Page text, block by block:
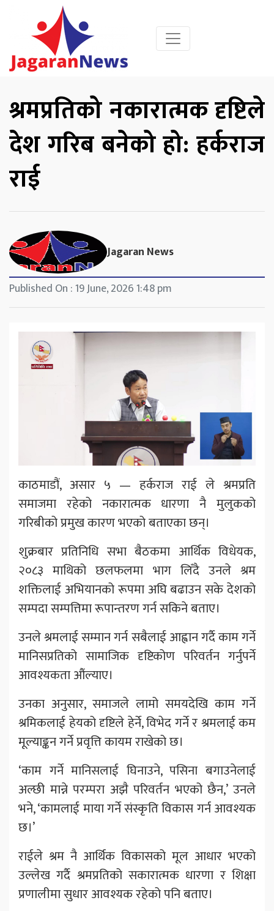
श्रमप्रतिको नकारात्मक दृष्टिले
देश गरिब बनेको हो: हर्कराज
राई
Jagaran News
Published On : 19 June, 2026 1:48 pm
काठमाडौं, असार ५ — हर्कराज राई ले श्रमप्रति
समाजमा रहेको नकारात्मक धारणा नै मुलुकको
गरिबीको प्रमुख कारण भएको बताएका छन्।
शुक्रबार प्रतिनिधि सभा बैठकमा आर्थिक विधेयक,
२०८३ माथिको छलफलमा भाग लिँदै उनले श्रम
शक्तिलाई अभियानको रूपमा अघि बढाउन सके देशको
सम्पदा सम्पत्तिमा रूपान्तरण गर्न सकिने बताए।
उनले श्रमलाई सम्मान गर्न सबैलाई आह्वान गर्दै काम गर्ने
मानिसप्रतिको सामाजिक दृष्टिकोण परिवर्तन गर्नुपर्ने
आवश्यकता औंल्याए।
उनका अनुसार, समाजले लामो समयदेखि काम गर्ने
श्रमिकलाई हेयको दृष्टिले हेर्ने, विभेद गर्ने र श्रमलाई कम
मूल्याङ्कन गर्ने प्रवृत्ति कायम राखेको छ।
‘काम गर्ने मानिसलाई घिनाउने, पसिना बगाउनेलाई
अल्छी मान्ने परम्परा अझै परिवर्तन भएको छैन,’ उनले
भने, ‘कामलाई माया गर्ने संस्कृति विकास गर्न आवश्यक
छ।’
राईले श्रम नै आर्थिक विकासको मूल आधार भएको
उल्लेख गर्दै श्रमप्रतिको सकारात्मक धारणा र शिक्षा
प्रणालीमा सुधार आवश्यक रहेको पनि बताए।